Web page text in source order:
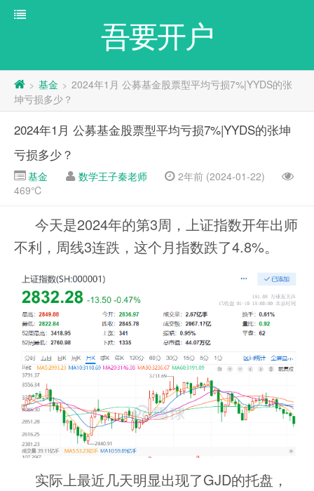
吾要开户
> 基金 > 2024年1月 公募基金股票型平均亏损7%|YYDS的张
坤亏损多少？
2024年1月 公募基金股票型平均亏损7%|YYDS的张坤
亏损多少？
基金 数学王子秦老师
2年前 (2024-01-22)
469℃
今天是2024年的第3周，上证指数开年出师
不利，周线3连跌，这个月指数跌了4.8%。
实际上最近几天明显出现了GJD的托盘，